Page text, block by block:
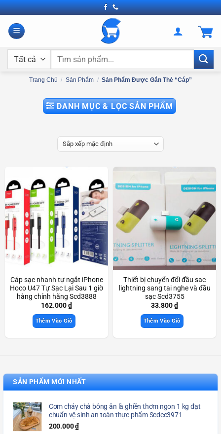
Bỏ
qua
nội
Tìm
Trang Chủ / Sản Phẩm / Sản Phẩm Được Gắn Thẻ “cáp”
DANH MỤC & LỌC SẢN PHẨM
Cáp sạc nhanh tự ngắt iPhone
Hoco U47 Tự Sạc Lại Sau 1 giờ
hàng chính hãng Scd3888
162.000₫
Thêm Vào Giỏ
Thiết bị chuyển đổi đầu sạc
lightning sang tai nghe và đầu
sạc Scd3755
33.800₫
Thêm Vào Giỏ
SẢN PHẨM MỚI NHẤT
Cơm cháy chà bông ăn là ghiền thơm ngon 1 kg đạt
chuẩn vệ sinh an toàn thực phẩm Scdcc3971
200.000₫